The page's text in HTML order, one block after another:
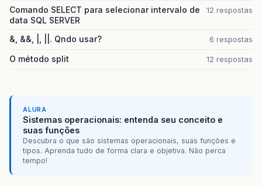
Comando SELECT para selecionar intervalo de
data SQL SERVER
12 respostas
&, &&, |, ||. Qndo usar? 6 respostas
O método split 12 respostas
ALURA
Sistemas operacionais: entenda seu conceito e
suas funções
Descubra o que são sistemas operacionais, suas funções e
tipos. Aprenda tudo de forma clara e objetiva. Não perca
tempo!